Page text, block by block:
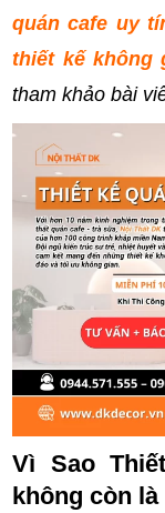
quán cafe uy
thiết kế không
tham khảo bài
Vì Sao
không còn